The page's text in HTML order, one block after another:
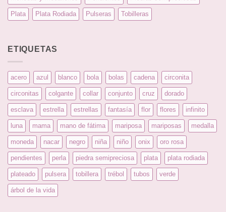
Plata Plata Rodiada Pulseras Tobilleras
ETIQUETAS
acero azul blanco bola bolas cadena circonita
circonitas colgante collar conjunto cruz dorado
esclava estrella estrellas fantasía flor flores infinito
luna mama mano de fátima mariposa mariposas medalla
moneda nacar negro niña niño onix oro rosa
pendientes perla piedra semipreciosa plata plata rodiada
plateado pulsera tobillera trébol tubos verde
árbol de la vida